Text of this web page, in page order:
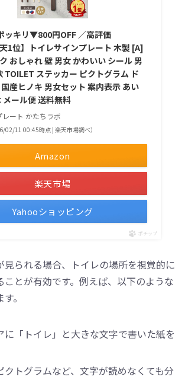
ッキリ▼800円OFF ／高評価
1位】トイレサインプレート 木製 [A]
おしゃれ 壁 男女 かわいい シール 男
TOILET ステッカー ピクトグラム ド
産ヒノキ 男女セット 案内表示 あい
メール便 送料無料
ート かたちラボ
02/11 00:45時点 | 楽天市場調べ）
Amazon
楽天市場
Yahooショッピング
ポチップ
見られる場合、トイレの場所を視覚的に
ことが有効です。例えば、以下のような
。
に「トイレ」と大きな文字で書いた紙を
クトグラムなど、文字が読めなくても分